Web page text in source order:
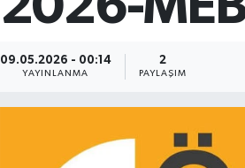
09.05.2026 - 00:14
YAYINLANMA
2
PAYLAŞIM